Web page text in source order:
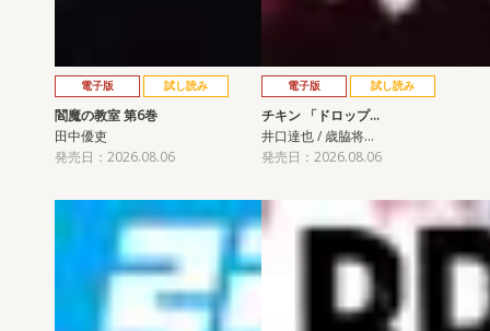
電子版 試し読み
閻魔の教室 第6巻
田中優吏
発売日：2026.08.06
電子版 試し読み
チキン 「ドロップ…
井口達也 / 歳脇将…
発売日：2026.08.06